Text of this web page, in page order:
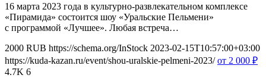
16 марта 2023 года в культурно-развлекательном комплексе
«Пирамида» состоится шоу «Уральские Пельмени»
с программой «Лучшее». Любая встреча…
2000 RUB https://schema.org/InStock 2023-02-15T10:57:00+03:00
https://kuda-kazan.ru/event/shou-uralskie-pelmeni-2023/ от 2 000 ₽
4.7K 6